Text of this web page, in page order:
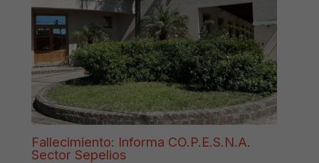
Fallecimiento: Informa CO.P.E.S.N.A.
Sector Sepelios